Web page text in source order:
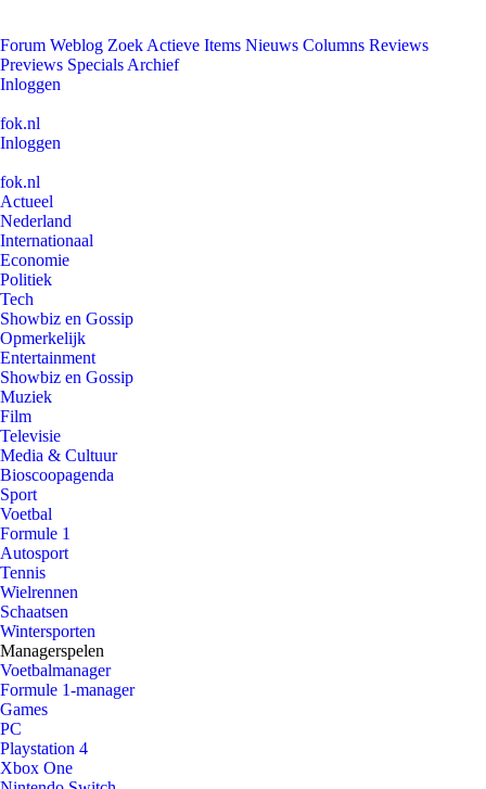
Forum Weblog Zoek Actieve Items Nieuws Columns Reviews
Previews Specials Archief
Inloggen
fok.nl
Inloggen
fok.nl
Actueel
Nederland
Internationaal
Economie
Politiek
Tech
Showbiz en Gossip
Opmerkelijk
Entertainment
Showbiz en Gossip
Muziek
Film
Televisie
Media & Cultuur
Bioscoopagenda
Sport
Voetbal
Formule 1
Autosport
Tennis
Wielrennen
Schaatsen
Wintersporten
Managerspelen
Voetbalmanager
Formule 1-manager
Games
PC
Playstation 4
Xbox One